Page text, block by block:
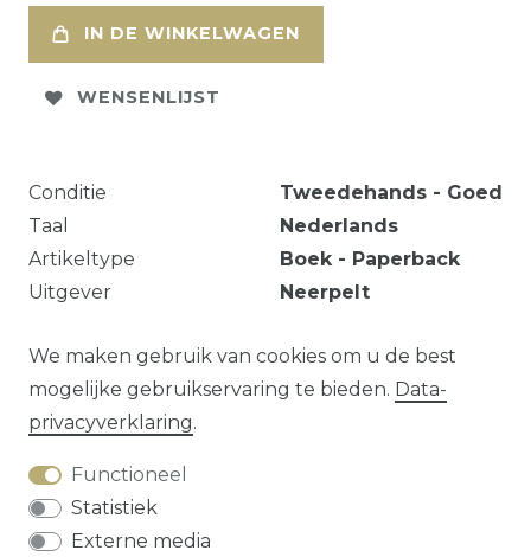
IN DE WINKELWAGEN
WENSENLIJST
Conditie
Tweedehands - Goed
Taal
Nederlands
Artikeltype
Boek - Paperback
Uitgever
Neerpelt
pp. 216 / geïllustreerd
Vraag over dit artikel?
We maken gebruik van cookies om u de best
mogelijke gebruikservaring te bieden. Data­
privacy­verklaring.
Functioneel
Statistiek
Externe media